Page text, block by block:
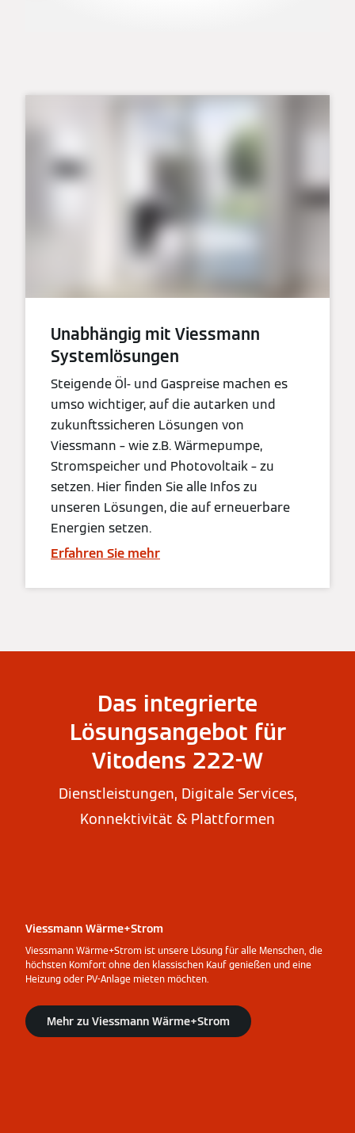
Unabhängig mit Viessmann
Systemlösungen
Steigende Öl- und Gaspreise machen es
umso wichtiger, auf die autarken und
zukunftssicheren Lösungen von
Viessmann – wie z.B. Wärmepumpe,
Stromspeicher und Photovoltaik – zu
setzen. Hier finden Sie alle Infos zu
unseren Lösungen, die auf erneuerbare
Energien setzen.
Erfahren Sie mehr
Das integrierte
Lösungsangebot für
Vitodens 222-W
Dienstleistungen, Digitale Services,
Konnektivität & Plattformen
Viessmann Wärme+Strom
Viessmann Wärme+Strom ist unsere Lösung für alle Menschen, die
höchsten Komfort ohne den klassischen Kauf genießen und eine
Heizung oder PV-Anlage mieten möchten.
Mehr zu Viessmann Wärme+Strom